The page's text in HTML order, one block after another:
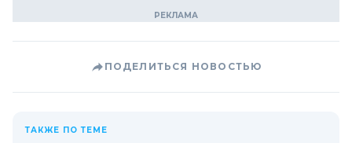
ПОДЕЛИТЬСЯ НОВОСТЬЮ
ТАКЖЕ ПО ТЕМЕ